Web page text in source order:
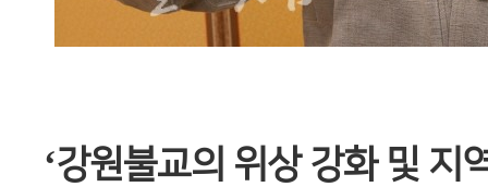
‘강원불교의 위상 강화 및 지